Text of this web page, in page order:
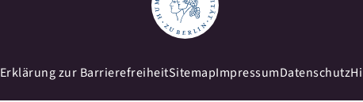
Erklärung zur BarrierefreiheitSitemapImpressumDatenschutz